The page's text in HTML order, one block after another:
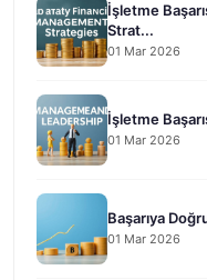
İşletme
Strat...
01 Mar 2026
İşletme
01 Mar 2026
Başarıya
01 Mar 2026